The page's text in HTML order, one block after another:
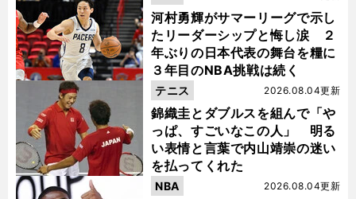
河村勇輝がサマーリーグで示し
たリーダーシップと悔し涙 ２
年ぶりの日本代表の舞台を糧に
３年目のNBA挑戦は続く
錦織圭とダブルスを組んで「や
っぱ、すごいなこの人」 明る
い表情と言葉で内山靖崇の迷い
を払ってくれた
2026.08.04更新
テニス
2026.08.04更新
NBA